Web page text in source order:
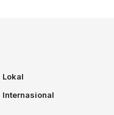
Lokal
Internasional